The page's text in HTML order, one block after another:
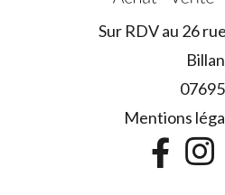
Sur RDV au 26
Mentions